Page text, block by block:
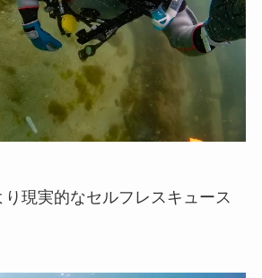
現実的なセルフレスキュース